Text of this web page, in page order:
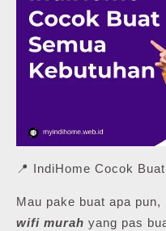
📍 IndiHome Cocok
Mau pake buat apa
wifi murah yang pas